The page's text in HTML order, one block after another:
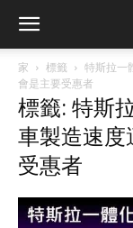
家 標籤
特斯拉一
會是主要受惠者
標籤: 特斯
車製造速度
受惠者